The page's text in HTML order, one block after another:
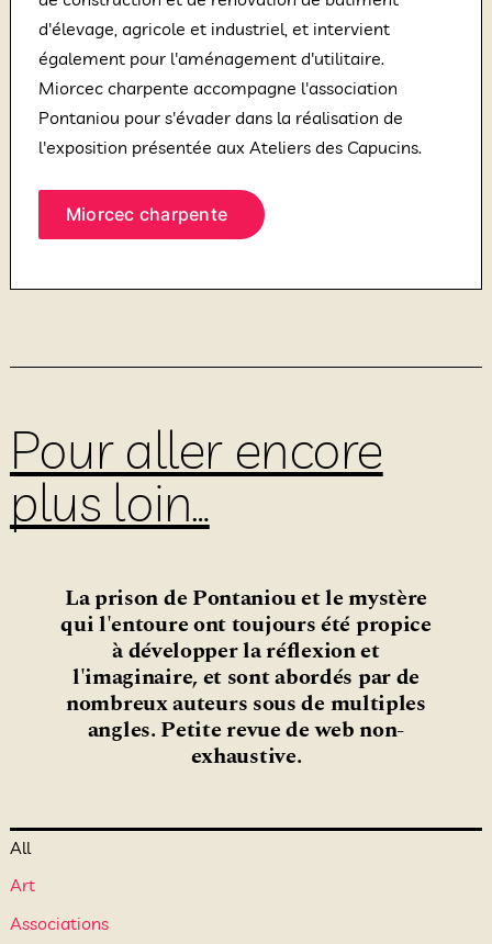
d'élevage, agricole et industriel, et intervient
également pour l'aménagement d'utilitaire.
Miorcec charpente accompagne l'association
Pontaniou pour s'évader dans la réalisation de
l'exposition présentée aux Ateliers des Capucins.
Miorcec charpente
Pour aller encore
plus loin…
La prison de Pontaniou et le mystère
qui l'entoure ont toujours été propice
à développer la réflexion et
l'imaginaire, et sont abordés par de
nombreux auteurs sous de multiples
angles. Petite revue de web non-
exhaustive.
All
Art
Associations